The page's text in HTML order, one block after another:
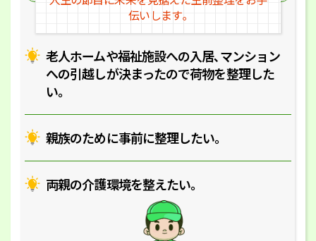
老人ホームや福祉施設への入居､マンション
への引越しが決まったので荷物を整理した
い｡
親族のために事前に整理したい｡
両親の介護環境を整えたい｡
伝いします｡